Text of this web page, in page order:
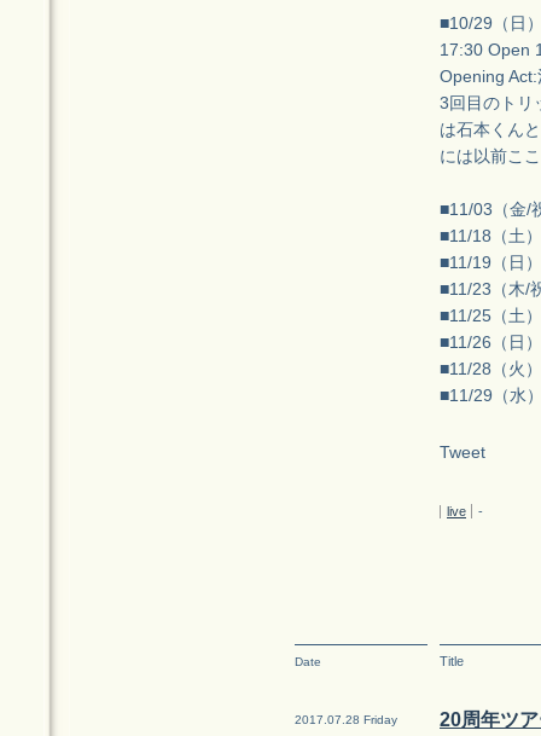
■10/29（日
17:30 Open
Opening
3回目のトリ
は石本くん
には以前こ
■11/03（金/
■11/18（土
■11/19（日
■11/23（木/
■11/25（土
■11/26（日
■11/28（火
■11/29（水
Tweet
live -
Date Title
2017.07.28 Friday 20周年ツ